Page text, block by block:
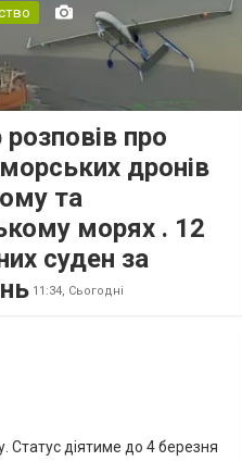
про
морських дронів
та
морях . 12
суден за
11:34, Сьогодні
Статус діятиме до 4 березня